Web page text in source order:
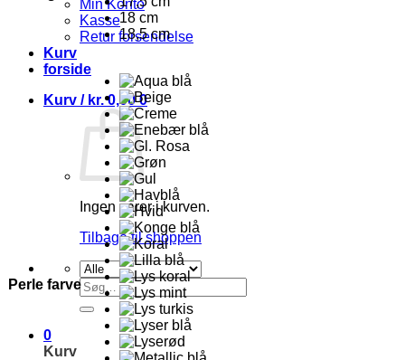
Min Konto
Kasse
Retur forsendelse
Kurv
forside
Kurv / kr.0,00 0
Ingen varer i kurven.
Tilbage til shoppen
Søg
efter:
0
Kurv
18 cm
18,5 cm
Perle farve